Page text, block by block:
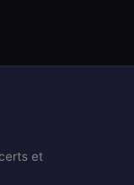
et